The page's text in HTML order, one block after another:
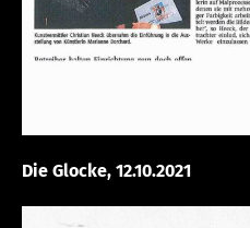
Die Glocke, 12.10.2021